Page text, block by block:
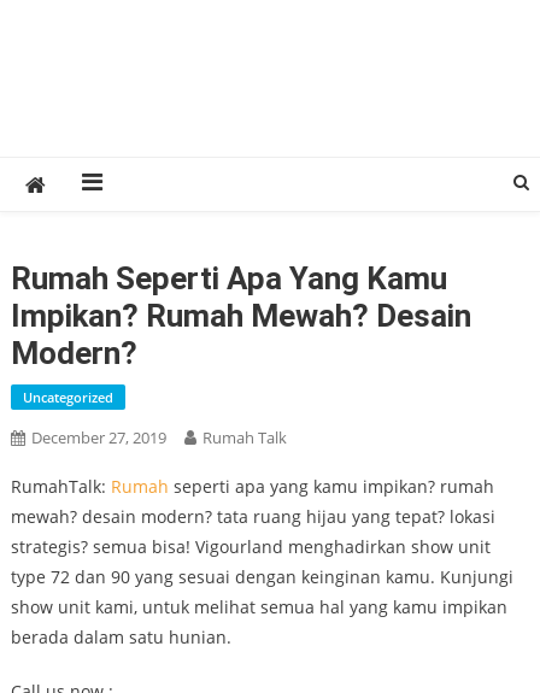
Rumah Seperti Apa Yang Kamu
Impikan? Rumah Mewah? Desain
Modern?
Uncategorized
December 27, 2019 Rumah Talk
RumahTalk: Rumah seperti apa yang kamu impikan? rumah
mewah? desain modern? tata ruang hijau yang tepat? lokasi
strategis? semua bisa! Vigourland menghadirkan show unit
type 72 dan 90 yang sesuai dengan keinginan kamu. Kunjungi
show unit kami, untuk melihat semua hal yang kamu impikan
berada dalam satu hunian.